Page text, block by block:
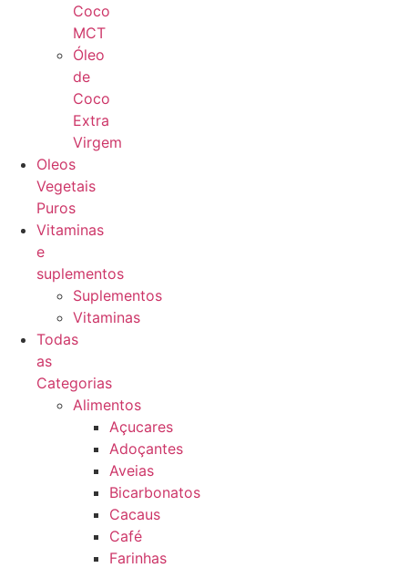
Coco
MCT
Óleo
de
Coco
Extra
Virgem
Oleos
Vegetais
Puros
Vitaminas
e
suplementos
Suplementos
Vitaminas
Todas
as
Categorias
Alimentos
Açucares
Adoçantes
Aveias
Bicarbonatos
Cacaus
Café
Farinhas